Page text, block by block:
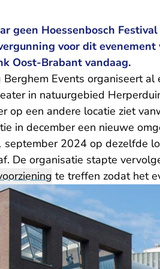
geen Hoessenbosch
voor dit
Oost-Brabant vandaag.
Berghem Events organiseert
in natuurgebied
op een andere locatie ziet
in december een nieuwe
september 2024 op dezelfde
De organisatie stapte
te treffen zodat het